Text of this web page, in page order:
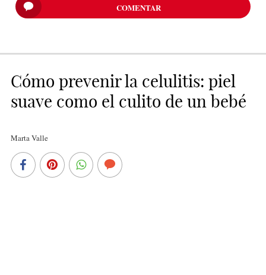
COMENTAR
Cómo prevenir la celulitis: piel
suave como el culito de un bebé
Marta Valle